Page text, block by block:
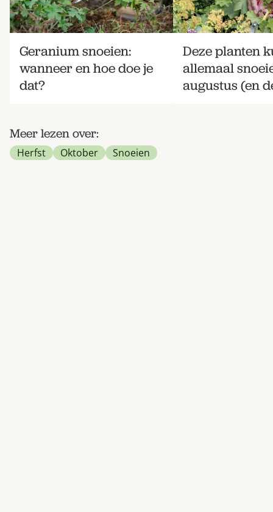
Geranium snoeien:
wanneer en hoe doe je
dat?
Deze planten
allemaal
augustus (en
Meer lezen over:
Herfst Oktober Snoeien